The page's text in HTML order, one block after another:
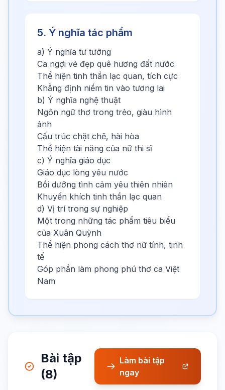
5. Ý nghĩa tác phẩm
a) Ý nghĩa tư tưởng
Ca ngợi vẻ đẹp quê hương đất nước
Thể hiện tinh thần lạc quan, tích cực
Khẳng định niềm tin vào tương lai
b) Ý nghĩa nghệ thuật
Ngôn ngữ thơ trong trẻo, giàu hình
ảnh
Cấu trúc chặt chẽ, hài hòa
Thể hiện tài năng của nữ thi sĩ
c) Ý nghĩa giáo dục
Giáo dục lòng yêu nước
Bồi dưỡng tình cảm yêu thiên nhiên
Khuyến khích tinh thần lạc quan
d) Vị trí trong sự nghiệp
Một trong những tác phẩm tiêu biểu
của Xuân Quỳnh
Thể hiện phong cách thơ nữ tính, tinh
tế
Góp phần làm phong phú thơ ca Việt
Nam
Bài tập
(8)
Làm bài tập
ngay